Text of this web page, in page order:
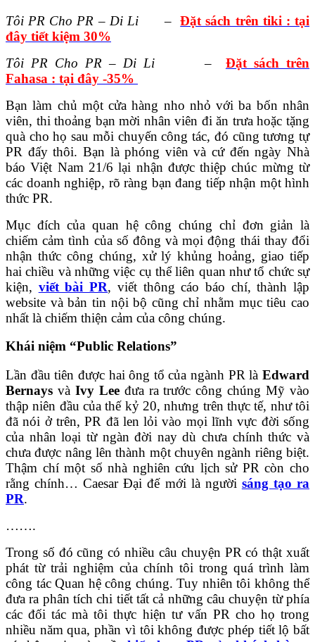
Tôi PR Cho PR – Di Li
–Đặt sách trên tiki : tại
đây tiết kiệm 30%
Tôi PR Cho PR – Di Li– Đặt sách trên
Fahasa : tại đây -35%
Bạn làm chủ một cửa hàng nho nhỏ với ba bốn nhân
viên, thi thoảng bạn mời nhân viên đi ăn trưa hoặc tặng
quà cho họ sau mỗi chuyến công tác, đó cũng tương tự
PR đấy thôi. Bạn là phóng viên và cứ đến ngày Nhà
báo Việt Nam 21/6 lại nhận được thiệp chúc mừng từ
các doanh nghiệp, rõ ràng bạn đang tiếp nhận một hình
thức PR.
Mục đích của quan hệ công chúng chỉ đơn giản là
chiếm cảm tình của số đông và mọi động thái thay đổi
nhận thức công chúng, xử lý khủng hoảng, giao tiếp
hai chiều và những việc cụ thể liên quan như tổ chức sự
kiện, viết bài PR, viết thông cáo báo chí, thành lập
website và bản tin nội bộ cũng chỉ nhằm mục tiêu cao
nhất là chiếm thiện cảm của công chúng.
Khái niệm “Public Relations”
Lần đầu tiên được hai ông tổ của ngành PR là Edward
Bernays và Ivy Leeđưa ra trước công chúng Mỹ vào
thập niên đầu của thế kỷ 20, nhưng trên thực tế, như tôi
đã nói ở trên, PR đã len lỏi vào mọi lĩnh vực đời sống
của nhân loại từ ngàn đời nay dù chưa chính thức và
chưa được nâng lên thành một chuyên ngành riêng biệt.
Thậm chí một số nhà nghiên cứu lịch sử PR còn cho
rằng chính… Caesar Đại đế mới là người sáng tạo ra
PR.
…….
Trong số đó cũng có nhiều câu chuyện PR có thật xuất
phát từ trải nghiệm của chính tôi trong quá trình làm
công tác Quan hệ công chúng. Tuy nhiên tôi không thể
đưa ra phân tích chi tiết tất cả những câu chuyện từ phía
các đối tác mà tôi thực hiện tư vấn PR cho họ trong
nhiều năm qua, phần vì tôi không được phép tiết lộ bất